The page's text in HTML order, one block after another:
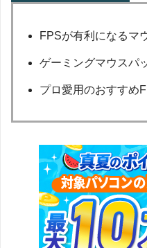
FPSが有利になるマ
ゲーミングマウスパ
プロ愛用のおすすめ